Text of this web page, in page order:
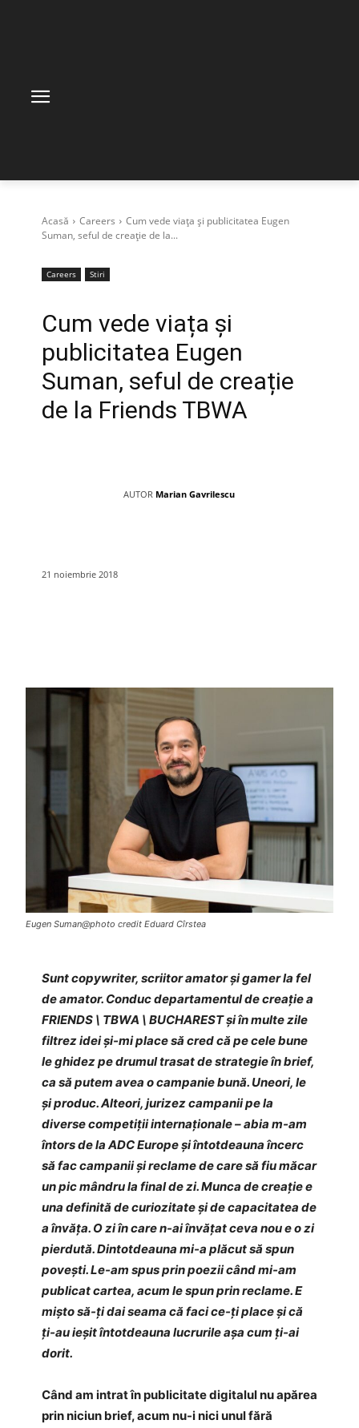
Acasă Careers
Cum vede viața și publicitatea Eugen
Suman, seful de creație de la...
Careers Stiri
Cum vede viața și
publicitatea Eugen
Suman, seful de creație
de la Friends TBWA
AUTOR Marian Gavrilescu
21 noiembrie 2018
Eugen Suman@photo credit Eduard Cîrstea
Sunt copywriter, scriitor amator și gamer la fel
de amator. Conduc departamentul de creație a
FRIENDS \ TBWA \ BUCHAREST și în multe zile
filtrez idei și-mi place să cred că pe cele bune
le ghidez pe drumul trasat de strategie în brief,
ca să putem avea o campanie bună. Uneori, le
și produc. Alteori, jurizez campanii pe la
diverse competiții internaționale – abia m-am
întors de la ADC Europe și întotdeauna încerc
să fac campanii și reclame de care să fiu măcar
un pic mândru la final de zi. Munca de creație e
una definită de curiozitate și de capacitatea de
a învăța. O zi în care n-ai învățat ceva nou e o zi
pierdută. Dintotdeauna mi-a plăcut să spun
povești. Le-am spus prin poezii când mi-am
publicat cartea, acum le spun prin reclame. E
mișto să-ți dai seama că faci ce-ți place și că
ți-au ieșit întotdeauna lucrurile așa cum ți-ai
dorit.
Când am intrat în publicitate digitalul nu apărea
prin niciun brief, acum nu-i nici unul fără